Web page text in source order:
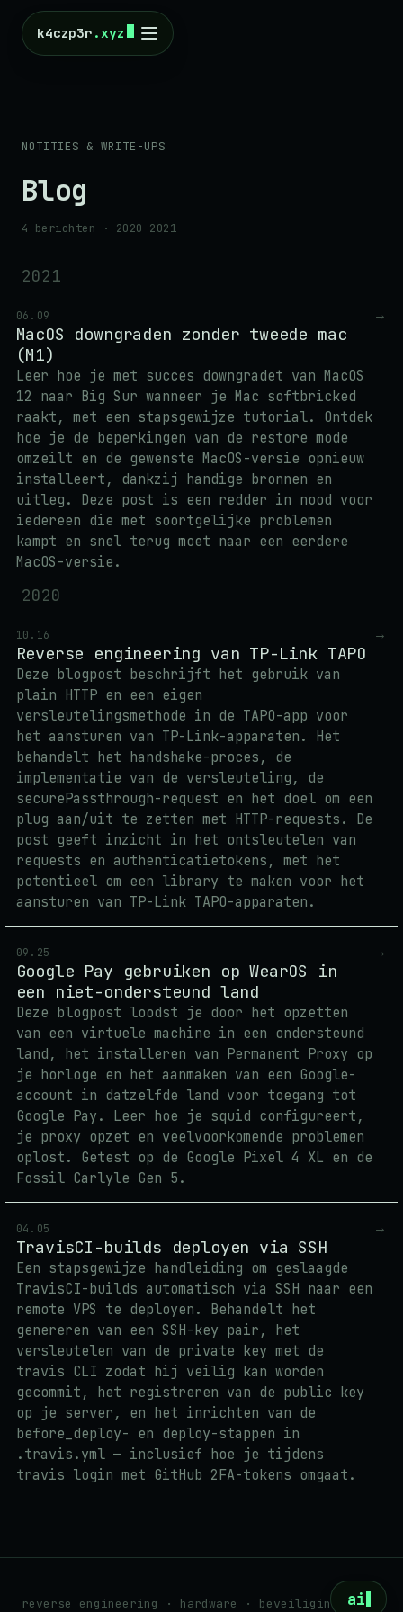
k4czp3r .xyz
NOTITIES & WRITE-UPS
Blog
4 berichten · 2020–2021
2021
06.09
MacOS downgraden zonder tweede mac
(M1)
Leer hoe je met succes downgradet van MacOS
12 naar Big Sur wanneer je Mac softbricked
raakt, met een stapsgewijze tutorial. Ontdek
hoe je de beperkingen van de restore mode
omzeilt en de gewenste MacOS-versie opnieuw
installeert, dankzij handige bronnen en
uitleg. Deze post is een redder in nood voor
iedereen die met soortgelijke problemen
kampt en snel terug moet naar een eerdere
MacOS-versie.
→
2020
10.16
Reverse engineering van TP-Link TAPO
Deze blogpost beschrijft het gebruik van
plain HTTP en een eigen
versleutelingsmethode in de TAPO-app voor
het aansturen van TP-Link-apparaten. Het
behandelt het handshake-proces, de
implementatie van de versleuteling, de
securePassthrough-request en het doel om een
plug aan/uit te zetten met HTTP-requests. De
post geeft inzicht in het ontsleutelen van
requests en authenticatietokens, met het
potentieel om een library te maken voor het
aansturen van TP-Link TAPO-apparaten.
→
09.25
Google Pay gebruiken op WearOS in
een niet-ondersteund land
Deze blogpost loodst je door het opzetten
van een virtuele machine in een ondersteund
land, het installeren van Permanent Proxy op
je horloge en het aanmaken van een Google-
account in datzelfde land voor toegang tot
Google Pay. Leer hoe je squid configureert,
je proxy opzet en veelvoorkomende problemen
oplost. Getest op de Google Pixel 4 XL en de
Fossil Carlyle Gen 5.
→
04.05
TravisCI-builds deployen via SSH
Een stapsgewijze handleiding om geslaagde
TravisCI-builds automatisch via SSH naar een
remote VPS te deployen. Behandelt het
genereren van een SSH-key pair, het
versleutelen van de private key met de
travis CLI zodat hij veilig kan worden
gecommit, het registreren van de public key
op je server, en het inrichten van de
before_deploy- en deploy-stappen in
.travis.yml — inclusief hoe je tijdens
travis login met GitHub 2FA-tokens omgaat.
→
reverse engineering · hardware · beveiliging ai